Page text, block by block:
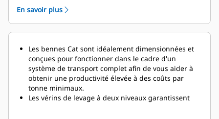
En savoir plus
Les bennes Cat sont idéalement dimensionnées et
conçues pour fonctionner dans le cadre d'un
système de transport complet afin de vous aider à
obtenir une productivité élevée à des coûts par
tonne minimaux.
Les vérins de levage à deux niveaux garantissent